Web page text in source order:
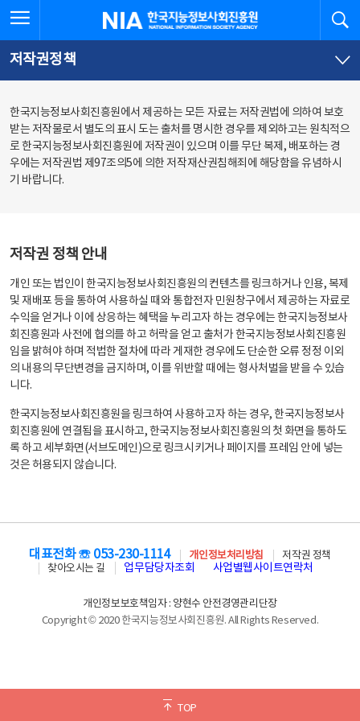
문
로
가
체
뉴
바
가
한국지능정보사회진흥원
저작권정책
한국지능정보사회진흥원에서 제공하는 모든 자료는 저작권법에 의하여 보호
받는 저작물로서 별도의 표시 도는 출처를 명시한 경우를 제외하고는 원칙적으
로 한국지능정보사회진흥원에 저작권이 있으며 이를 무단 복제, 배포하는 경
우에는 저작권법 제97조의5에 의한 저작재산권침해죄에 해당함을 유념하시
기 바랍니다.
저작권 정책 안내
개인 또는 법인이 한국지능정보사회진흥원의 컨텐츠를 링크하거나 인용, 복제
및 재배포 등을 통하여 사용하실 때와 통합전자 민원창구에서 제공하는 자료로
수익을 얻거나 이에 상응하는 혜택을 누리고자 하는 경우에는 한국지능정보사
회진흥원과 사전에 협의를 하고 허락을 얻고 출처가 한국지능정보사회진흥원
임을 밝혀야 하며 적법한 절차에 따라 게재한 경우에도 단순한 오류 정정 이외
의 내용의 무단변경을 금지하며, 이를 위반할 때에는 형사처벌을 받을 수 있습
니다.
한국지능정보사회진흥원을 링크하여 사용하고자 하는 경우, 한국지능정보사
회진흥원에 연결됨을 표시하고, 한국지능정보사회진흥원의 첫 화면을 통하도
록 하고 세부화면(서브도메인)으로 링크시키거나 페이지를 프레임 안에 넣는
것은 허용되지 않습니다.
TOP
대표전화 ☏ 053-230-1114 개인정보처리방침
저작권 정책
찾아오시는 길
업무담당자조회 사업별웹사이트연락처
개인정보보호책임자 : 양현수 안전경영관리단장
Copyright © 2020 한국지능정보사회진흥원. All Rights Reserved.